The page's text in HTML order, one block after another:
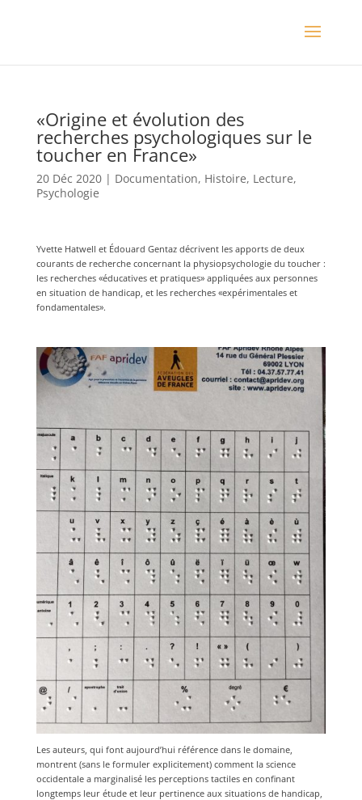
«Origine et évolution des
recherches psychologiques sur le
toucher en France»
20 Déc 2020| Documentation, Histoire, Lecture,
Psychologie
Yvette Hatwell et Édouard Gentaz décrivent les apports de deux
courants de recherche concernant la physiopsychologie du toucher :
les recherches «éducatives et pratiques» appliquées aux personnes
en situation de handicap, et les recherches «expérimentales et
fondamentales».
Les auteurs, qui font aujourd’hui référence dans le domaine,
montrent (sans le formuler explicitement) comment la science
occidentale a marginalisé les perceptions tactiles en confinant
longtemps leur étude et leur pertinence aux situations de handicap,